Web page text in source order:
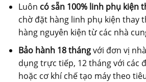
Luôn có sẵn 100% linh phụ kiện
chờ đặt hàng linh phụ kiện thay
hàng nguyên kiện từ các nhà
Bảo hành 18 thángvới đơn vị
dụng trực tiếp, 12 tháng với các
hoặc cơ khí chế tạo máy theo